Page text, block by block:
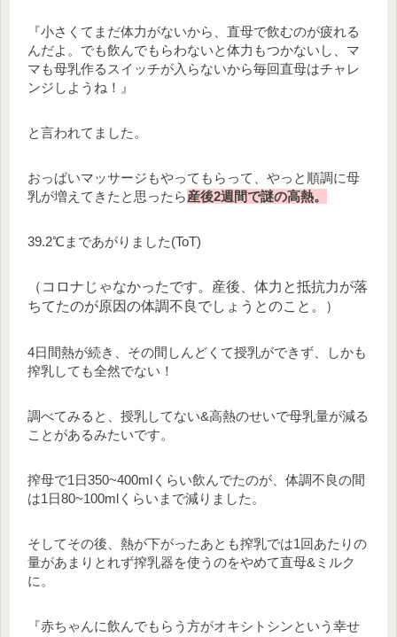
『小さくてまだ体力がないから、直母で飲むのが疲れる
んだよ。でも飲んでもらわないと体力もつかないし、マ
マも母乳作るスイッチが入らないから毎回直母はチャレ
ンジしようね！』
と言われてました。
おっぱいマッサージもやってもらって、やっと順調に母
乳が増えてきたと思ったら産後2週間で謎の高熱。
39.2℃まであがりました(ToT)
（コロナじゃなかったです。産後、体力と抵抗力が落
ちてたのが原因の体調不良でしょうとのこと。）
4日間熱が続き、その間しんどくて授乳ができず、しかも
搾乳しても全然でない！
調べてみると、授乳してない&高熱のせいで母乳量が減る
ことがあるみたいです。
搾母で1日350~400mlくらい飲んでたのが、体調不良の間
は1日80~100mlくらいまで減りました。
そしてその後、熱が下がったあとも搾乳では1回あたりの
量があまりとれず搾乳器を使うのをやめて直母&ミルク
に。
『赤ちゃんに飲んでもらう方がオキシトシンという幸せ